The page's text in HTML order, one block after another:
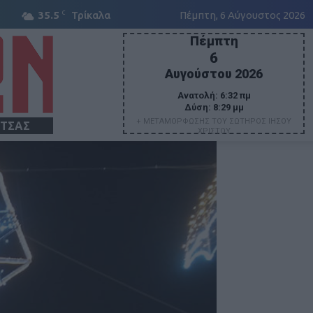
35.5 C Τρίκαλα Πέμπτη, 6 Αύγουστος 2026
Πέμπτη
6
Αυγούστου 2026
Ανατολή: 6:32 πμ
Δύση: 8:29 μμ
+ ΜΕΤΑΜΟΡΦΩΣΗΣ ΤΟΥ ΣΩΤΗΡΟΣ ΙΗΣΟΥ
ΧΡΙΣΤΟΥ